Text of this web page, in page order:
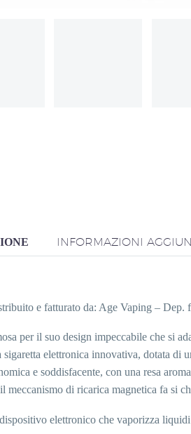
INFORMAZIONI
e fatturato da: Age Vaping – Dep.
per il suo design impeccabile che si
elettronica innovativa, dotata di
e soddisfacente, con una resa
meccanismo di ricarica magnetica fa si
elettronico che vaporizza